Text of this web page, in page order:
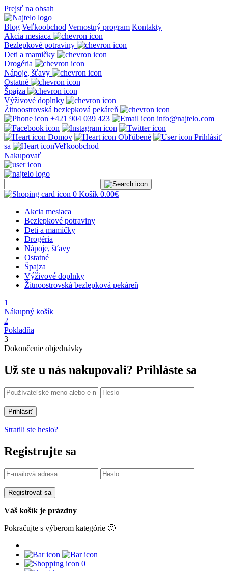
Prejsť na obsah
Blog Veľkoobchod Vernostný program Kontakty
Akcia mesiaca
Bezlepkové potraviny
Deti a mamičky
Drogéria
Nápoje, šťavy
Ostatné
Špajza
Výživové doplnky
Žitnoostrovská bezlepková pekáreň
+421 904 039 423
info@najtelo.com
Domov Obľúbené
Prihlásiť
sa
Veľkoobchod
Nakupovať
0 Košík 0.00€
Akcia mesiaca
Bezlepkové potraviny
Deti a mamičky
Drogéria
Nápoje, šťavy
Ostatné
Špajza
Výživové doplnky
Žitnoostrovská bezlepková pekáreň
1
Nákupný košík
2
Pokladňa
3
Dokončenie objednávky
Už ste u nás nakupovali? Prihláste sa
Prihlásiť
Stratili ste heslo?
Registrujte sa
Registrovať sa
Váš košík je prázdny
Pokračujte s výberom kategórie 🙂
0